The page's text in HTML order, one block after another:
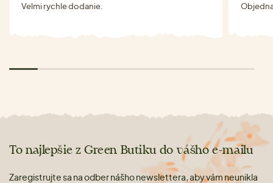
Velmi rychle dodanie.
To najlepšie z Green Butiku do vášho e-mailu
Zaregistrujte sa na odber nášho newslettera, aby vám neunikla